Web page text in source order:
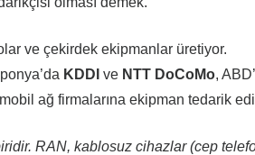
ve çekirdek ekipmanlar üretiyor.
KDDI ve NTT DoCoMo,
ağ firmalarına ekipman tedarik
RAN, kablosuz cihazlar (cep